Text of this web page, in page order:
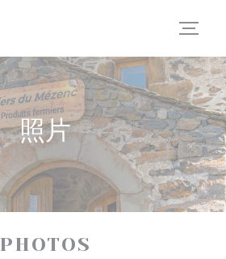
照片
PHOTOS